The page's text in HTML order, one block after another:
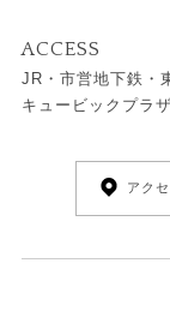
ACCESS
JR・市営地下鉄・
キュービックプラ
アク